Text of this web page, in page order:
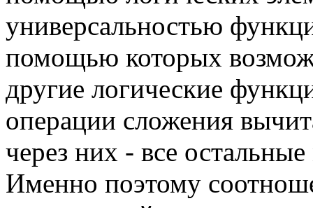
универсальностью
помощью которых
другие логические
операции сложения
через них - все
Именно поэтому